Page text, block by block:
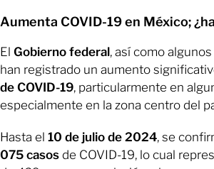
Aumenta COVID-19 en México;
El Gobierno federal, así como algunos
han registrado un aumento
de COVID-19, particularmente en
especialmente en la zona centro del
Hasta el 10 de julio de 2024, se
075 casos de COVID-19, lo cual